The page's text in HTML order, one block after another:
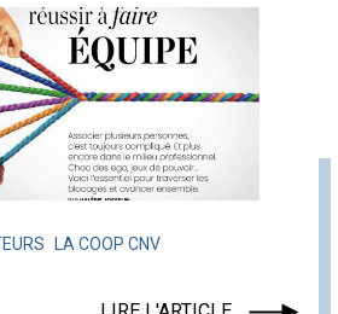
LA COOP CNV